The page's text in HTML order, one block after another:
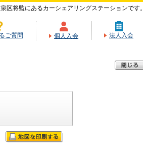
区将監にあるカーシェアリングステーションです。
ご質問 個人入会 法人入会